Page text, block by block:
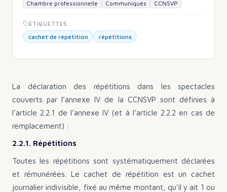
La déclaration des répétitions dans les spectacles
couverts par l’annexe IV de la CCNSVP sont définies à
l’article 2.2.1 de l’annexe IV (et à l’article 2.2.2 en cas de
remplacement) :
2.2.1. Répétitions
Toutes les répétitions sont systématiquement déclarées
et rémunérées. Le cachet de répétition est un cachet
journalier indivisible, fixé au même montant, qu’il y ait 1 ou
Chambre professionnelle Communiqués CCNSVP
ÉTIQUETTES
cachet de répétition répétitions